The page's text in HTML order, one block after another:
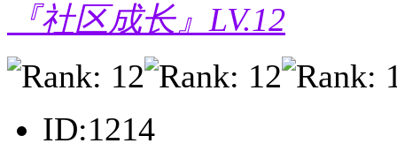
『社区成长』LV.12
ID:1214